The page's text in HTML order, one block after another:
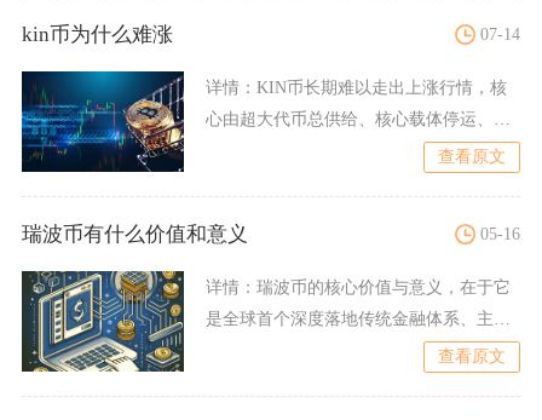
kin币为什么难涨 07-14
详情： KIN币长期难以走出上涨行情，核
心由超大代币总供给、核心载体停运、生
查看原文
瑞波币有什么价值和意义 05-16
详情： 瑞波币的核心价值与意义，在于它
是全球首个深度落地传统金融体系、主打
查看原文